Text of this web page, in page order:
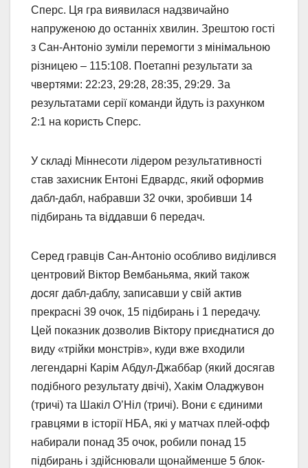
Сперс. Ця гра виявилася надзвичайно
напруженою до останніх хвилин. Зрештою гості
з Сан-Антоніо зуміли перемогти з мінімальною
різницею – 115:108. Поетапні результати за
чвертями: 22:23, 29:28, 28:35, 29:29. За
результатами серії команди йдуть із рахунком
2:1 на користь Сперс.
У складі Міннесоти лідером результативності
став захисник Ентоні Едвардс, який оформив
дабл-дабл, набравши 32 очки, зробивши 14
підбирань та віддавши 6 передач.
Серед гравців Сан-Антоніо особливо виділився
центровий Віктор Вембаньяма, який також
досяг дабл-даблу, записавши у свій актив
прекрасні 39 очок, 15 підбирань і 1 передачу.
Цей показник дозволив Віктору приєднатися до
виду «трійки монстрів», куди вже входили
легендарні Карім Абдул-Джаббар (який досягав
подібного результату двічі), Хакім Оладжувон
(тричі) та Шакіл О’Ніл (тричі). Вони є єдиними
гравцями в історії НБА, які у матчах плей-офф
набирали понад 35 очок, робили понад 15
підбирань і здійснювали щонайменше 5 блок-